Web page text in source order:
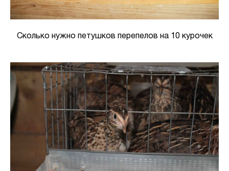
Сколько нужно петушков перепелов на 10 курочек